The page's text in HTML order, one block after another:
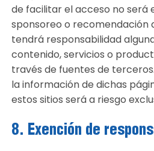
de facilitar el acceso no será
sponsoreo o recomendación
tendrá responsabilidad
contenido, servicios o
través de fuentes de
la información de dichas
estos sitios será a riesgo
8. Exención de